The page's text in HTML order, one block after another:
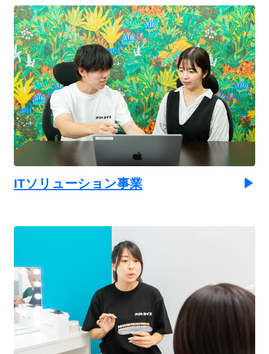
ITソリューション事業